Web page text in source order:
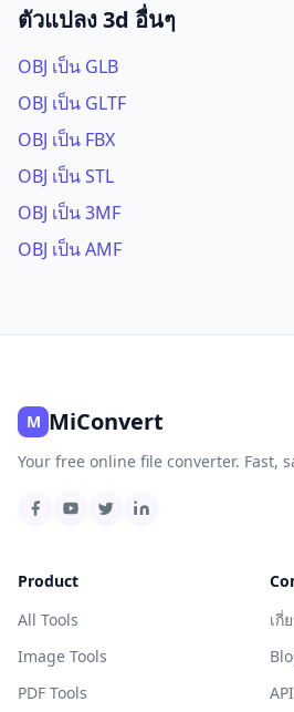
ตัวแปลง 3d อื่นๆ
OBJ เป็น GLB
OBJ เป็น GLTF
OBJ เป็น FBX
OBJ เป็น STL
OBJ เป็น 3MF
OBJ เป็น AMF
M MiConvert
Your free online file converter. Fast,
Product
All Tools
Image Tools
PDF Tools
เกี่
API